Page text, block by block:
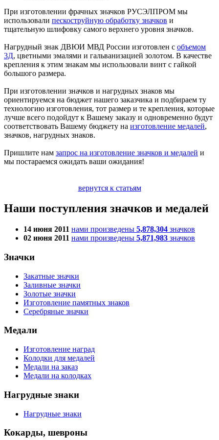
При изготовлении фрачных значков РУСЭЛПРОМ мы
использовали пескоструйную обработку значков и
тщательную шлифовку самого верхнего уровня значков.
Нагрудный знак ДВЮИ МВД России изготовлен с объемом
3Д, цветными эмалями и гальванизацией золотом. В качестве
крепления к этим знакам мы использовали винт с гайкой
большого размера.
При изготовлении значков и нагрудных знаков мы
ориентируемся на бюджет нашего заказчика и подбираем ту
технологию изготовления, тот размер и те крепления, которые
лучше всего подойдут к Вашему заказу и одновременно будут
соответствовать Вашему бюджету на изготовление медалей,
значков, нагрудных знаков.
Пришлите нам запрос на изготовление значков и медалей и
мы постараемся ожидать ваши ожидания!
вернутся к статьям
Наши поступления значков и медалей
14 июня 2011 нами произведены 5,878,304 значков
02 июня 2011 нами произведены 5,871,983 значков
Значки
Закатные значки
Заливные значки
Золотые значки
Изготовление памятных знаков
Серебряные значки
Медали
Изготовление наград
Колодки для медалей
Медали на заказ
Медали на колодках
Нагрудные знаки
Нагрудные знаки
Кокарды, шевроны